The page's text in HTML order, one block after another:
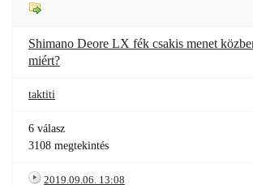
Shimano Deore LX fék csakis menet
miért?
taktiti
6 válasz
3108 megtekintés
2019.09.06. 13:08